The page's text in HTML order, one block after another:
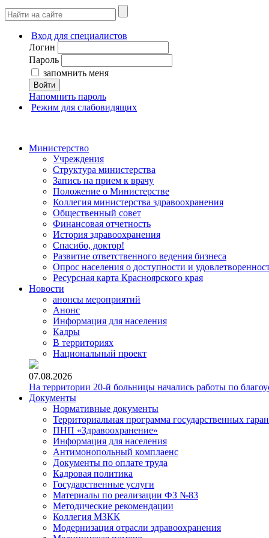
Вход для специалистов
Логин
Пароль
запомнить меня
Войти
Напомнить пароль
Режим для слабовидящих
Министерство
Учреждения
Структура министерства
Запись на прием к врачу
Положение о Министерстве
Коллегия министерства здравоохранения
Общественный совет
Финансовая отчетность
История здравоохранения
Спасибо, доктор!
Развитие ответственного ведения бизнеса
Опрос населения о доступности и
Ресурсная карта Красноярского края
Новости
анонсы мероприятий
Анонс
Информация для населения
Кадры
В территориях
Национальный проект
07.08.2026
На территории 20-й больницы начались работы по
Документы
Нормативные документы
Территориальная программа государственных
ПНП «Здравоохранение»
Информация для населения
Антимонопольный комплаенс
Документы по оплате труда
Кадровая политика
Государственные услуги
Материалы по реализации ФЗ №83
Методические рекомендации
Коллегия МЗКК
Модернизация отрасли здравоохранения